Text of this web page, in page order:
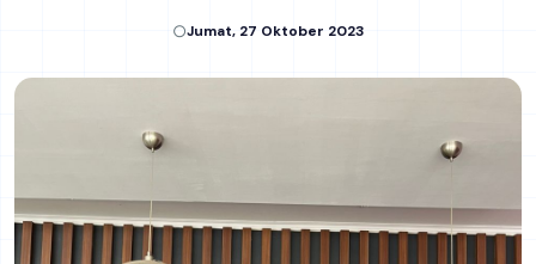
Jumat, 27 Oktober 2023